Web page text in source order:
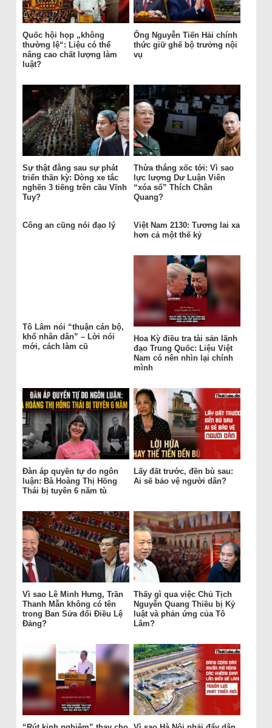
Quốc hội họp „không
thường lệ“: Liệu có thể
nâng cao chất lượng làm
luật?
Ông Nguyễn Tiến Hải chính
thức giữ ghế bộ trưởng nội
vụ
Sự thật đằng sau sự phát
triển thần kỳ: Dòng xe tắc
nghẽn 3 tiếng trên cầu Vĩnh
Tuy?
Thừa thắng xốc tới: Vì sao
lực lượng Dư Luận Viên
“xóa sổ” Thích Chân
Quang?
Công an cũng nói đạo lý
Việt Nam 2130: Tương lai xa
hơn cả một thế kỷ
Tô Lâm nói “thuận cán bộ,
khổ nhân dân” – Lời nói
mới, cách làm cũ
Hoa Kỳ điều tra tài sản lãnh
đạo Trung Quốc: Liệu Việt
Nam có nên nhìn lại chính
mình
Đàn áp quyền tự do ngôn
luận: Bà Hoàng Thị Hồng
Thái bị tuyên 6 năm tù
Lấy đất trước, đền bù sau:
Ai sẽ bảo vệ người dân?
Vì sao Lê Minh Hưng, Trần
Thanh Mẫn không có tên
trong Ban Sửa đổi Điều Lệ
Đảng?
Thấy gì qua việc Chủ Tịch
Nguyễn Quang Thiều bị Kỷ
luật và phản ứng của Tô
Lâm?